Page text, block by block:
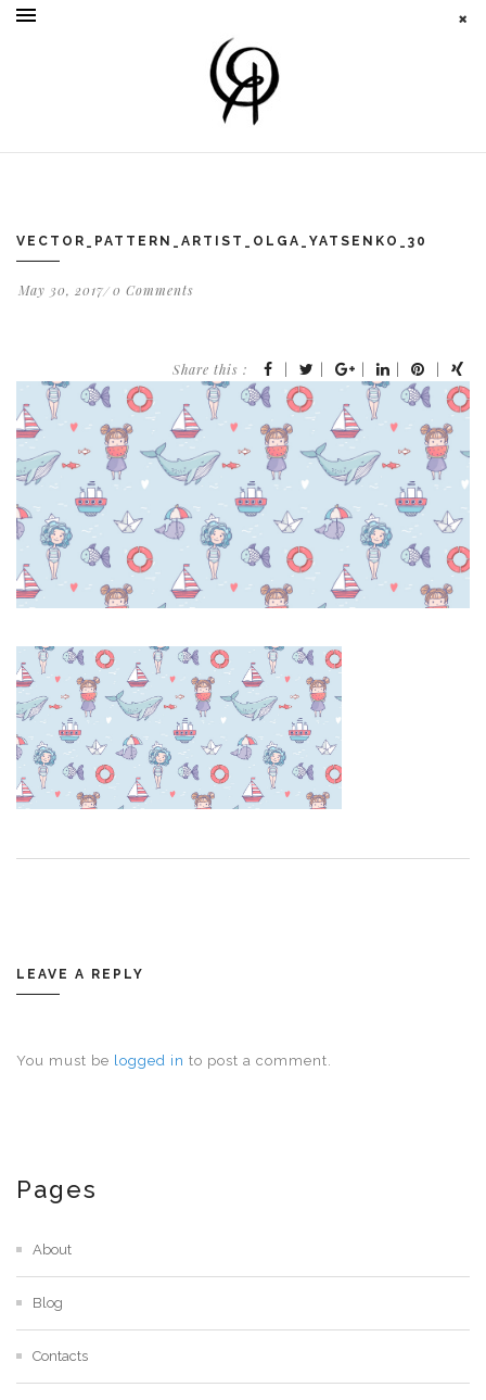
VECTOR_PATTERN_ARTIST_OLGA_YATSENKO_30
May 30, 2017 0 Comments
Share this :
LEAVE A REPLY
You must be logged in to post a comment.
Pages
About
Blog
Contacts